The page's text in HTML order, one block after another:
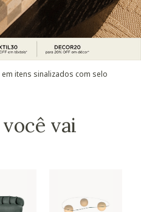
itens sinalizados com selo
vai